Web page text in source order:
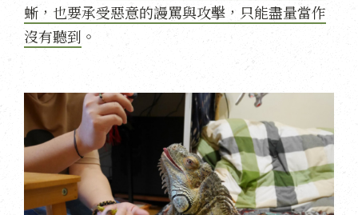
蜥，也要承受惡意的謾罵與攻擊，只能盡量當作
沒有聽到 。